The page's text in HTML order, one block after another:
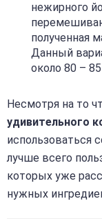
нежирного
полученная
Данный
около 80 –
Несмотря на то
удивительного
использоваться
лучше всего
которых уже
нужных